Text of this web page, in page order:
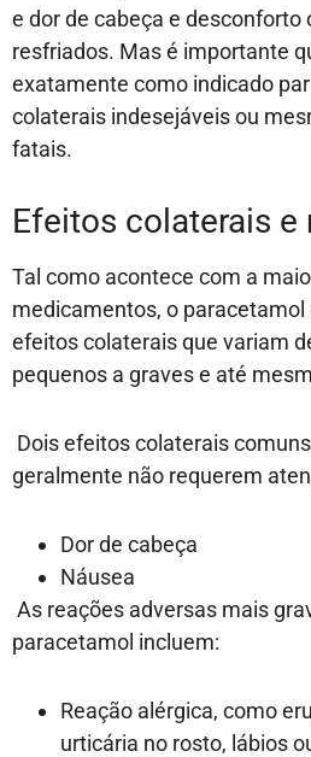
e dor de cabeça e desconforto
resfriados. Mas é importante
exatamente como indicado
colaterais indesejáveis ​​ou
fatais.
Efeitos colaterais e
Tal como acontece com a
medicamentos, o
efeitos colaterais que variam
pequenos a graves e até
Dois efeitos colaterais
geralmente não requerem
Dor de cabeça
Náusea
As reações adversas mais
paracetamol incluem:
Reação alérgica, como
urticária no rosto, lábios